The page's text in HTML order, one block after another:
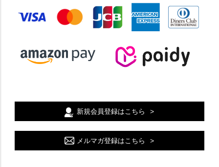
新規会員登録はこちら
メルマガ登録はこちら